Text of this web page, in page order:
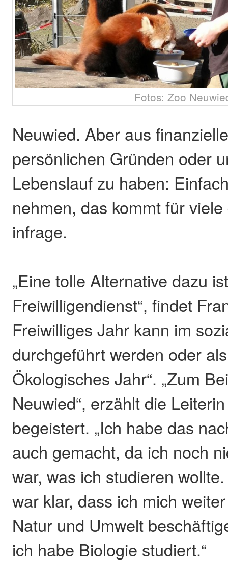
Fotos: Zoo
Neuwied. Aber aus
persönlichen Gründen oder
Lebenslauf zu haben:
nehmen, das kommt für
infrage.
„Eine tolle Alternative dazu
Freiwilligendienst“, findet
Freiwilliges Jahr kann im
durchgeführt werden oder
Ökologisches Jahr“. „Zum
Neuwied“, erzählt die
begeistert. „Ich habe das
auch gemacht, da ich noch
war, was ich studieren
war klar, dass ich mich
Natur und Umwelt
ich habe Biologie studiert.“